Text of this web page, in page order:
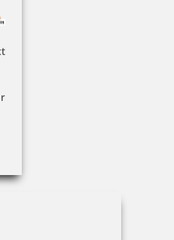
€
goes around, comes around